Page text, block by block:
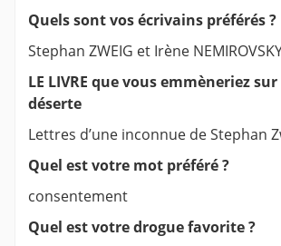
Quels sont vos écrivains préférés ?
Stephan ZWEIG et Irène
LE LIVRE que vous emmèneriez
déserte
Lettres d’une inconnue de Stephan
Quel est votre mot préféré ?
consentement
Quel est votre drogue favorite ?